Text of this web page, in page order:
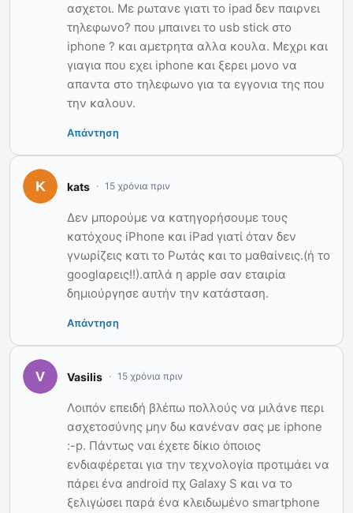
ασχετοι. Με ρωτανε γιατι το ipad δεν παιρνει
τηλεφωνο? που μπαινει το usb stick στο
iphone ? και αμετρητα αλλα κουλα. Μεχρι και
γιαγια που εχει iphone και ξερει μονο να
απαντα στο τηλεφωνο για τα εγγονια της που
την καλουν.
Απάντηση
kats 15 χρόνια πριν
Δεν μπορούμε να κατηγορήσουμε τους
κατόχους iPhone και iPad γιατί όταν δεν
γνωρίζεις κατι το Ρωτάς και το μαθαίνεις.(ή το
googlαρεις!!).απλά η apple σαν εταιρία
δημιούργησε αυτήν την κατάσταση.
Απάντηση
Vasilis 15 χρόνια πριν
Λοιπόν επειδή βλέπω πολλούς να μιλάνε περι
ασχετοσύνης μην δω κανέναν σας με iphone
:-p. Πάντως ναι έχετε δίκιο όποιος
ενδιαφέρεται για την τεχνολογία προτιμάει να
πάρει ένα android πχ Galaxy S και να το
ξελιγώσει παρά ένα κλειδωμένο smartphone